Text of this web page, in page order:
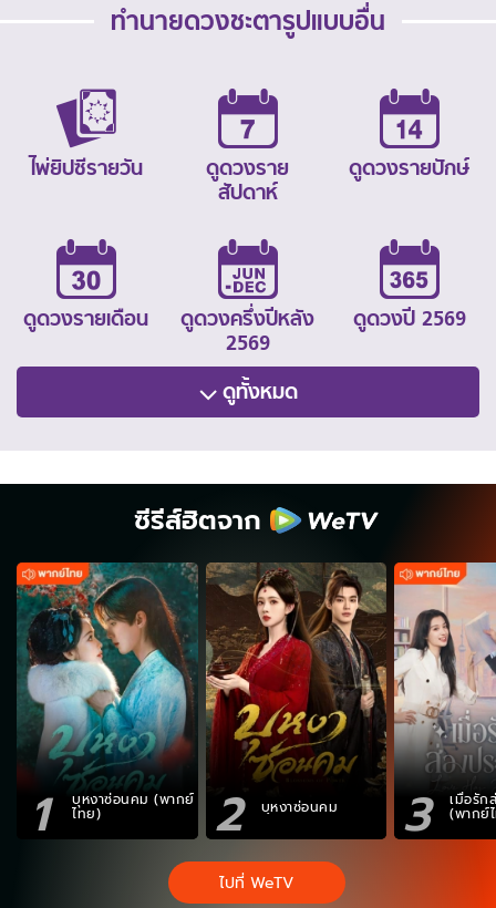
ทำนายดวงชะตารูปแบบอื่น
ไพ่ยิปซีรายวัน
ดูดวงราย
สัปดาห์
ดูดวงรายปักษ์
ดูดวงรายเดือน
ดูดวงครึ่งปีหลัง
2569
ดูดวงปี 2569
ดูทั้งหมด
ซีรีส์ฮิตจาก
1 บุหงาซ่อนคม (พากย์
ไทย) 2 บุหงาซ่อนคม 3 เมื่อรัก
(พากย์
ไปที่ WeTV